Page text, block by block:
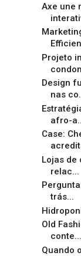
Axe une
Projeto
Design
nas
afro-
Case:
Lojas de
relac...
trás...
Old
conte...
Quando